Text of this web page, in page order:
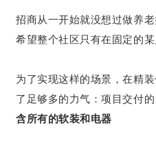
招商从一开始就没想过做养
希望整个社区只有在固定的
为了实现这样的场景，在精
了足够多的力气：项目交付的
含所有的软装和电器